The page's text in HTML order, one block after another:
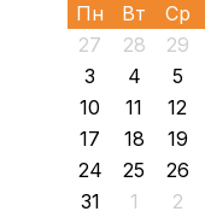
Пн Вт Ср
27
28 29
3
4 5
10
11 12
17
18 19
24
25 26
31
1 2